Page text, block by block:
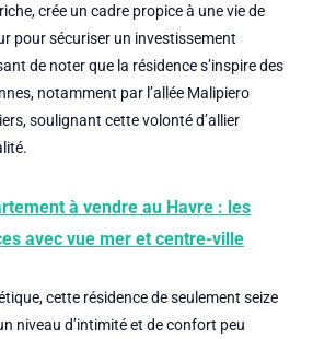
crée un cadre propice à une vie de
pour sécuriser un investissement
de noter que la résidence s’inspire des
notamment par l’allée Malipiero
soulignant cette volonté d’allier
à vendre au Havre : les
avec vue mer et centre-ville
cette résidence de seulement seize
niveau d’intimité et de confort peu